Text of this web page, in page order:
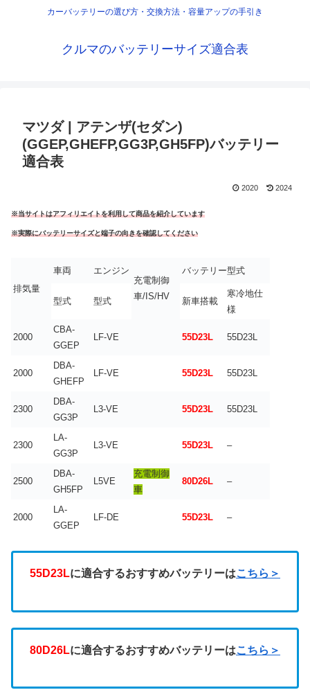
カーバッテリーの選び方・交換方法・容量アップの手引き
クルマのバッテリーサイズ適合表
マツダ | アテンザ(セダン)
(GGEP,GHEFP,GG3P,GH5FP)バッテリー
適合表
2020 2024
※当サイトはアフィリエイトを利用して商品を紹介しています
※実際にバッテリーサイズと端子の向きを確認してください
排気量
車両
エンジン
充電制御
車/IS/HV
バッテリー型式
型式 型式 新車搭載
寒冷地仕
様
2000
CBA-
GGEP
LF-VE 55D23L 55D23L
2000
DBA-
GHEFP
LF-VE 55D23L 55D23L
2300
DBA-
GG3P
L3-VE 55D23L 55D23L
2300
LA-
GG3P
L3-VE 55D23L –
2500
DBA-
GH5FP
L5VE
充電制御
車
80D26L –
2000
LA-
GGEP
LF-DE 55D23L –
55D23Lに適合するおすすめバッテリーはこちら＞
80D26Lに適合するおすすめバッテリーはこちら＞